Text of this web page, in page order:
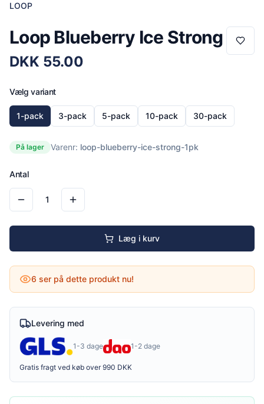
LOOP
Loop Blueberry Ice Strong
DKK 55.00
Vælg variant
1-pack 3-pack 5-pack 10-pack 30-pack
På lager Varenr: loop-blueberry-ice-strong-1pk
Antal
1
Læg i kurv
6 ser på dette produkt nu!
Levering med
1-3 dage 1-2 dage
Gratis fragt ved køb over 990 DKK